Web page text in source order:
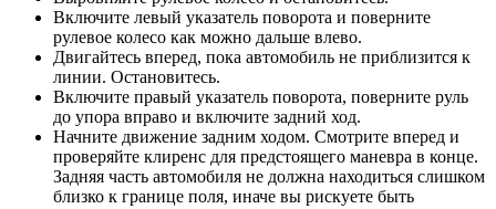
Включите левый указатель поворота и поверните
рулевое колесо как можно дальше влево.
Двигайтесь вперед, пока автомобиль не приблизится к
линии. Остановитесь.
Включите правый указатель поворота, поверните руль
до упора вправо и включите задний ход.
Начните движение задним ходом. Смотрите вперед и
проверяйте клиренс для предстоящего маневра в конце.
Задняя часть автомобиля не должна находиться слишком
близко к границе поля, иначе вы рискуете быть